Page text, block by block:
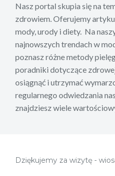
Nasz portal skupia się na
zdrowiem. Oferujemy
mody, urody i diety. Na
najnowszych trendach w
poznasz różne metody
poradniki dotyczące
osiągnąć i utrzymać
regularnego odwiedzania
znajdziesz wiele
Dziękujemy za wizytę -